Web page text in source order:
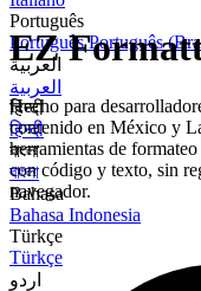
Português
PortuguêsPortuguês
العربية
العربية
हिन्दी
हिन्दी
বাংলা
বাংলা
Bahasa
Bahasa Indonesia
Türkçe
Türkçe
اردو
EZ
Hecho para
contenido en México y
herramientas de
con código y texto, sin
navegador.